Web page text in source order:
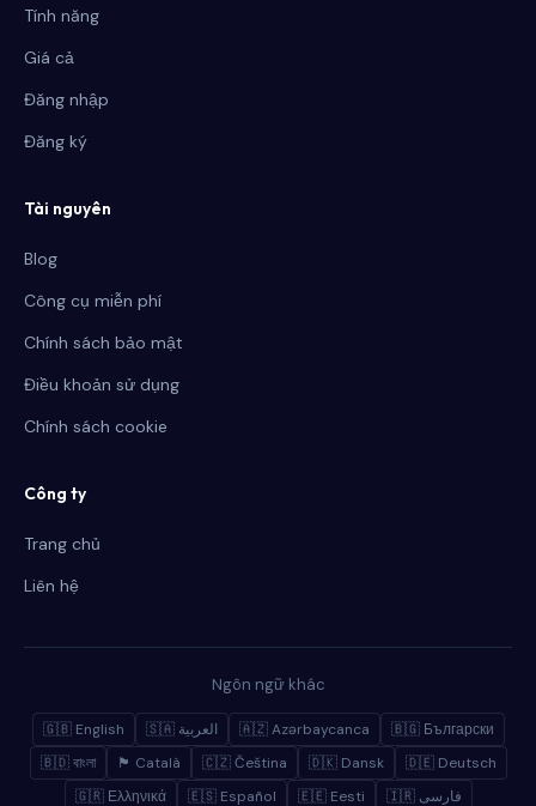
Tính năng
Giá cả
Đăng nhập
Đăng ký
Tài nguyên
Blog
Công cụ miễn phí
Chính sách bảo mật
Điều khoản sử dụng
Chính sách cookie
Công ty
Trang chủ
Liên hệ
Ngôn ngữ khác
🇬🇧 English 🇸🇦 العربية 🇦🇿 Azərbaycanca
🇧🇬 Български
🇧🇩 বাংলা
🏴 Català 🇨🇿 Čeština 🇩🇰 Dansk
🇩🇪 Deutsch
🇬🇷 Ελληνικά
🇪🇸 Español 🇪🇪 Eesti 🇮🇷 فارسی